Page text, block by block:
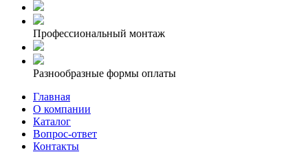
Профессиональный монтаж
Разнообразные формы оплаты
Главная
О компании
Каталог
Вопрос-ответ
Контакты